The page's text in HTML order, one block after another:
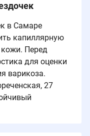
в Самаре
капиллярную
Перед
для оценки
варикоза.
27